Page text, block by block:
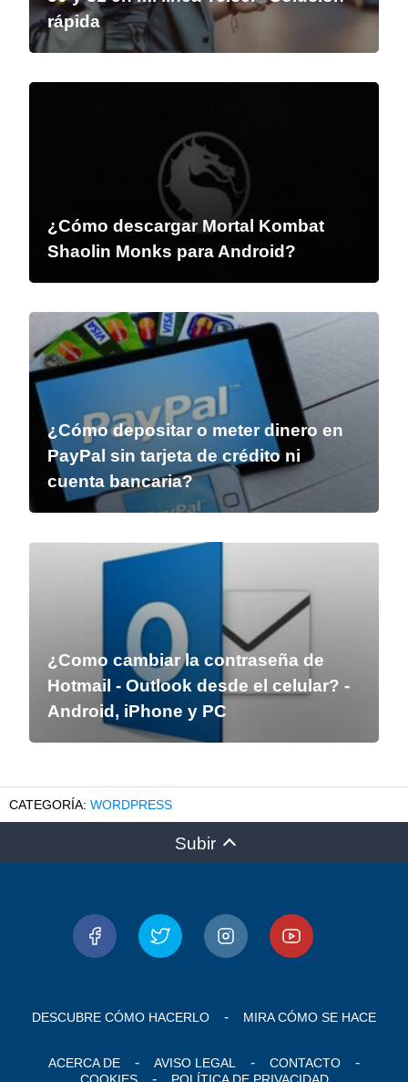
rápida
¿Cómo descargar Mortal Kombat
Shaolin Monks para Android?
¿Cómo depositar o meter dinero en
PayPal sin tarjeta de crédito ni
cuenta bancaria?
¿Como cambiar la contraseña de
Hotmail - Outlook desde el celular? -
Android, iPhone y PC
WORDPRESS
Subir
DESCUBRE CÓMO HACERLO MIRA CÓMO SE HACE
ACERCA DE AVISO LEGAL
CONTACTO